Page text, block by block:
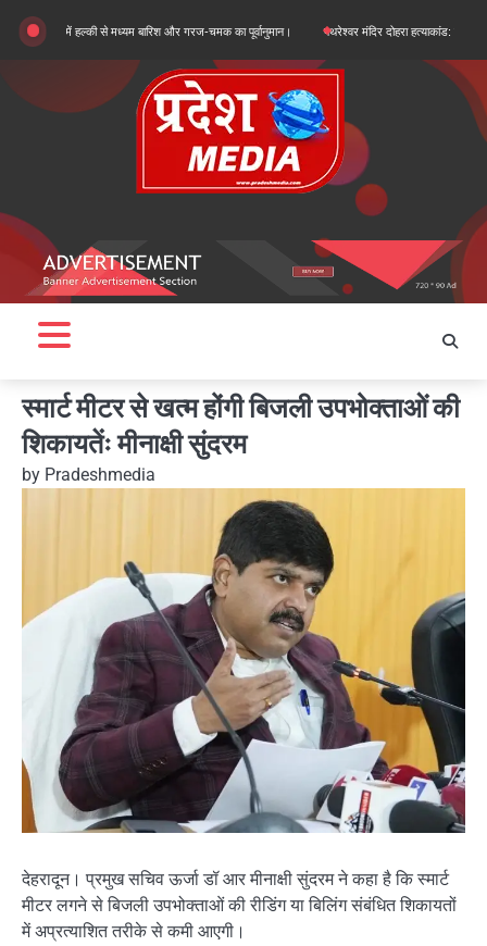
Skip
content
में हल्की से मध्यम बारिश और गरज-चमक का पूर्वानुमान। पथरेश्वर मंदिर दोहरा हत्याकांड: गद्दी पर कब्जे की
स्मार्ट मीटर से खत्म होंगी बिजली उपभोक्ताओं की
शिकायतेंः मीनाक्षी सुंदरम
by Pradeshmedia
देहरादून। प्रमुख सचिव ऊर्जा डॉ आर मीनाक्षी सुंदरम ने कहा है कि स्मार्ट
मीटर लगने से बिजली उपभोक्ताओं की रीडिंग या बिलिंग संबंधित शिकायतों
में अप्रत्याशित तरीके से कमी आएगी।